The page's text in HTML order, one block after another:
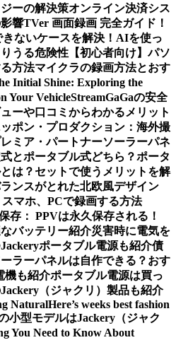
ーの解決策オンライン決済シス
響TVer 画面録画 完全ガイド！
ないケースを解決！ AIを使っ
うる危険性 【初心者向け】パソ
方法マイクラの録画方法とおす
Initial Shine: Exploring the
Your VehicleStreamGaGaの安全
ーや口コミからわかるメリット
ポン・プロダクション：海外撮
ミア・パートナーソーラーパネ
とポータブル式どちら？ポータ
は？セットで使うメリットを解
ンスがとれた北欧風デザイン
マホ、PCで録画する方法
存： PPVは永久保存される！
バッテリー紹介災害時に電気を
ポータブル電源も紹介債
ーラーパネルは自作できる？おす
機も紹介ポータブル電源は買っ
（ジャクリ）製品も紹介
NaturalHere’s weeks best fashion
小型モデルはJackery（ジャク
You Need to Know About